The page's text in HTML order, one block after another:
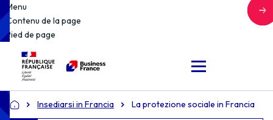
Menu
Contenu de la page
Pied de page
Accueil Insediarsi in Francia La protezione sociale in Francia